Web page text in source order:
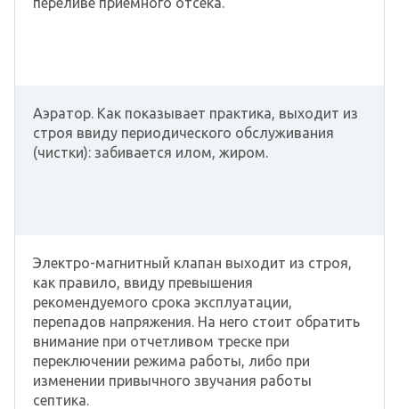
Аэратор. Как показывает практика, выходит из
строя ввиду периодического обслуживания
(чистки): забивается илом, жиром.
Электро-магнитный клапан выходит из строя,
как правило, ввиду превышения
рекомендуемого срока эксплуатации,
перепадов напряжения. На него стоит обратить
внимание при отчетливом треске при
переключении режима работы, либо при
изменении привычного звучания работы
септика.